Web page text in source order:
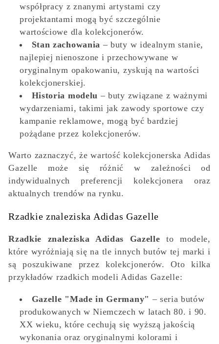
współpracy z znanymi artystami czy
projektantami mogą być szczególnie
wartościowe dla kolekcjonerów.
Stan zachowania – buty w idealnym stanie,
najlepiej nienoszone i przechowywane w
oryginalnym opakowaniu, zyskują na wartości
kolekcjonerskiej.
Historia modelu – buty związane z ważnymi
wydarzeniami, takimi jak zawody sportowe czy
kampanie reklamowe, mogą być bardziej
pożądane przez kolekcjonerów.
Warto zaznaczyć, że wartość kolekcjonerska Adidas
Gazelle może się różnić w zależności od
indywidualnych preferencji kolekcjonera oraz
aktualnych trendów na rynku.
Rzadkie znaleziska Adidas Gazelle
Rzadkie znaleziska Adidas Gazelle to modele,
które wyróżniają się na tle innych butów tej marki i
są poszukiwane przez kolekcjonerów. Oto kilka
przykładów rzadkich modeli Adidas Gazelle:
Gazelle "Made in Germany" – seria butów
produkowanych w Niemczech w latach 80. i 90.
XX wieku, które cechują się wyższą jakością
wykonania oraz oryginalnymi kolorami i